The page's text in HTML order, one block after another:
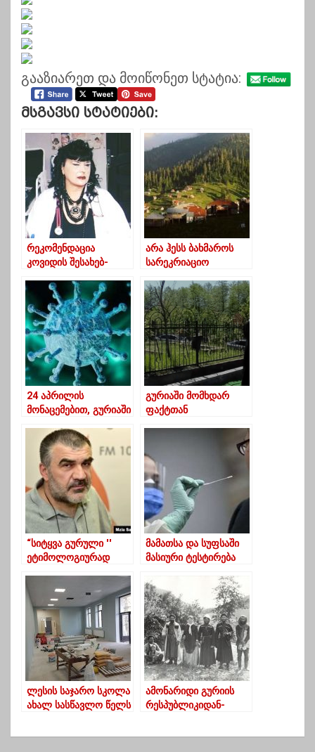
გააზიარეთ და მოიწონეთ სტატია:
Მსგავსი Სტატიები:
რეკომენდაცია
კოვიდის შესახებ-
ტოტოჩავა
არა ჰესს ბახმაროს
სარეკრიაციო
24 აპრილის
მონაცემებით, გურიაში
შემთხვევა
გამოვლინდა
გურიაში მომხდარ
ფაქტთან
განცხადებას
ავრცელებს
“სიტყვა გურული ′′
ეტიმოლოგიურად
ქურდობას”-ირაკლი
მახარაძე
მამათსა და სუფსაში
მასიური ტესტირება
მაღალი მაჩვენებელი
ლანჩხუთში
ლესის საჯარო სკოლა
ახალ სასწავლო წელს
ამონარიდი გურიის
რესპუბლიკიდან-